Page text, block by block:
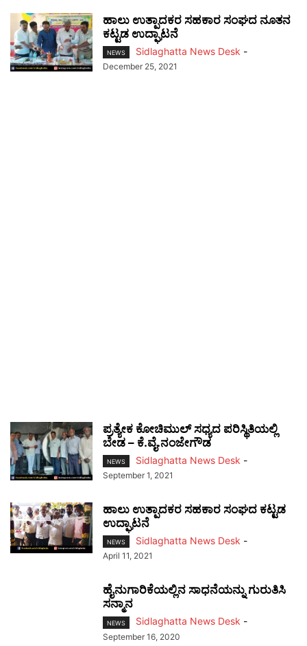
ಹಾಲು ಉತ್ಪಾದಕರ ಸಹಕಾರ ಸಂಘದ ನೂತನ
ಕಟ್ಟಡ ಉದ್ಘಾಟನೆ
NEWS Sidlaghatta News Desk -
December 25, 2021
ಪ್ರತ್ಯೇಕ ಕೋಚಿಮುಲ್‌ ಸಧ್ಯದ ಪರಿಸ್ಥಿತಿಯಲ್ಲಿ
ಬೇಡ – ಕೆ.ವೈ.ನಂಜೇಗೌಡ
NEWS Sidlaghatta News Desk -
September 1, 2021
ಹಾಲು ಉತ್ಪಾದಕರ ಸಹಕಾರ ಸಂಘದ ಕಟ್ಟಡ
ಉದ್ಘಾಟನೆ
NEWS Sidlaghatta News Desk -
April 11, 2021
ಹೈನುಗಾರಿಕೆಯಲ್ಲಿನ ಸಾಧನೆಯನ್ನು ಗುರುತಿಸಿ
ಸನ್ಮಾನ
NEWS Sidlaghatta News Desk -
September 16, 2020